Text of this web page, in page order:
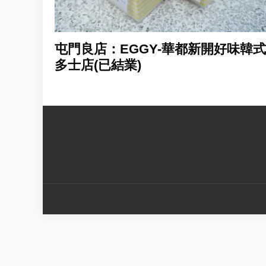
屯門良店：EGGY-華都新開好味韓式
多士店(已結業)